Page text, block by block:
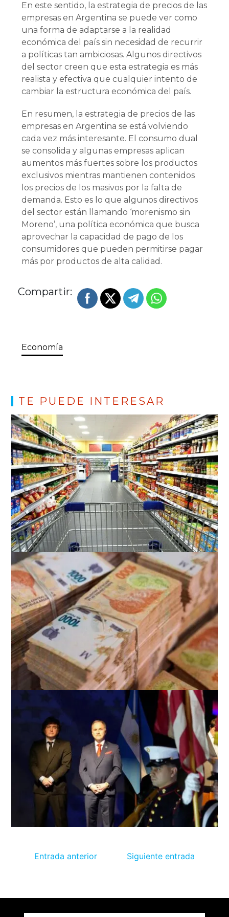
En este sentido, la estrategia de precios de las
empresas en Argentina se puede ver como
una forma de adaptarse a la realidad
económica del país sin necesidad de recurrir
a políticas tan ambiciosas. Algunos directivos
del sector creen que esta estrategia es más
realista y efectiva que cualquier intento de
cambiar la estructura económica del país.
En resumen, la estrategia de precios de las
empresas en Argentina se está volviendo
cada vez más interesante. El consumo dual
se consolida y algunas empresas aplican
aumentos más fuertes sobre los productos
exclusivos mientras mantienen contenidos
los precios de los masivos por la falta de
demanda. Esto es lo que algunos directivos
del sector están llamando ‘morenismo sin
Moreno’, una política económica que busca
aprovechar la capacidad de pago de los
consumidores que pueden permitirse pagar
más por productos de alta calidad.
Compartir:
Economía
TE PUEDE INTERESAR
Entrada anterior Siguiente entrada